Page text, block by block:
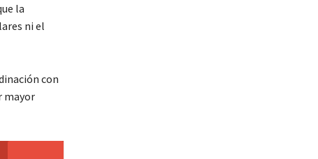
la
ni el
con
mayor